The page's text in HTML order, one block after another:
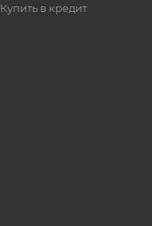
Купить в кредит